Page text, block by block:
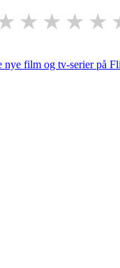
★ ★ ★ ★
nye film og tv-serier på